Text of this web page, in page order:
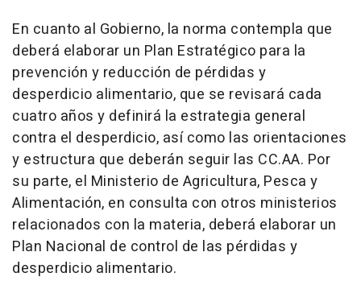
En cuanto al Gobierno, la norma contempla que
deberá elaborar un Plan Estratégico para la
prevención y reducción de pérdidas y
desperdicio alimentario, que se revisará cada
cuatro años y definirá la estrategia general
contra el desperdicio, así como las orientaciones
y estructura que deberán seguir las CC.AA. Por
su parte, el Ministerio de Agricultura, Pesca y
Alimentación, en consulta con otros ministerios
relacionados con la materia, deberá elaborar un
Plan Nacional de control de las pérdidas y
desperdicio alimentario.